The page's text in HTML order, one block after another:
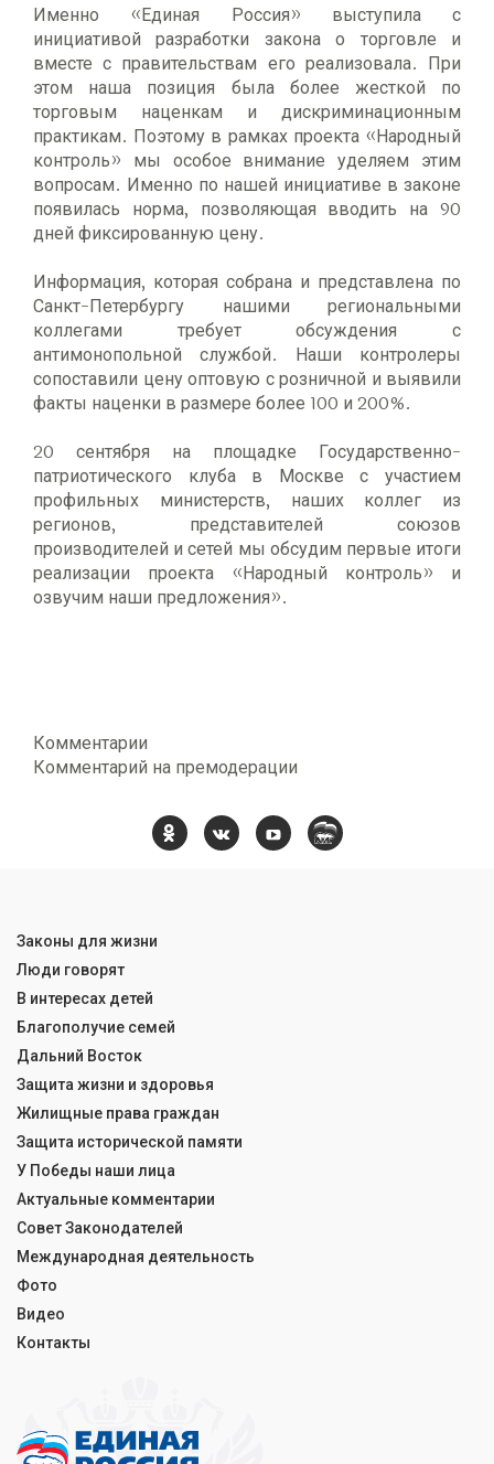
Именно «Единая Россия» выступила с
инициативой разработки закона о торговле и
вместе с правительствам его реализовала. При
этом наша позиция была более жесткой по
торговым наценкам и дискриминационным
практикам. Поэтому в рамках проекта «Народный
контроль» мы особое внимание уделяем этим
вопросам. Именно по нашей инициативе в законе
появилась норма, позволяющая вводить на 90
дней фиксированную цену.
Информация, которая собрана и представлена по
Санкт-Петербургу нашими региональными
коллегами требует обсуждения с
антимонопольной службой. Наши контролеры
сопоставили цену оптовую с розничной и выявили
факты наценки в размере более 100 и 200%.
20 сентября на площадке Государственно-
патриотического клуба в Москве с участием
профильных министерств, наших коллег из
регионов, представителей союзов
производителей и сетей мы обсудим первые итоги
реализации проекта «Народный контроль» и
озвучим наши предложения».
Комментарии
Комментарий на премодерации
Законы для жизни
Люди говорят
В интересах детей
Благополучие семей
Дальний Восток
Защита жизни и здоровья
Жилищные права граждан
Защита исторической памяти
У Победы наши лица
Актуальные комментарии
Совет Законодателей
Международная деятельность
Фото
Видео
Контакты